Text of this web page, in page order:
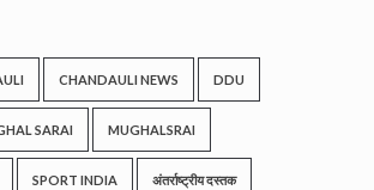
CHANDAULI NEWS DDU
SARAI MUGHALSRAI
SPORT INDIA अंतर्राष्ट्रीय दस्तक